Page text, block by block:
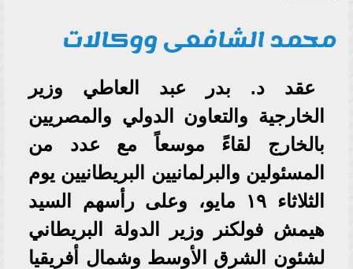
محمد الشافعى ووكالات
عقد د. بدر عبد العاطي وزير
الخارجية والتعاون الدولي والمصريين
بالخارج لقاءً موسعاً مع عدد من
المسئولين والبرلمانيين البريطانيين يوم
الثلاثاء ١٩ مايو، وعلى رأسهم السيد
هيمش فولكنر وزير الدولة البريطاني
لشئون الشرق الأوسط وشمال أفريقيا